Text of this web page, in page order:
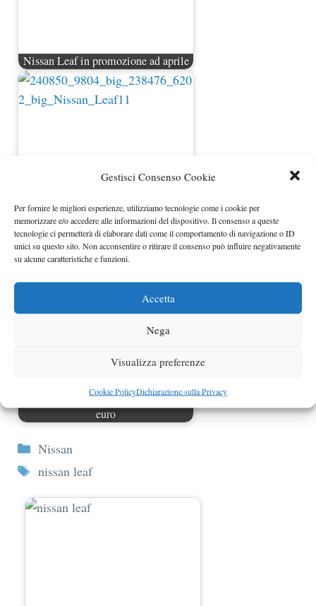
Gestisci Consenso Cookie
Per fornire le migliori esperienze, utilizziamo tecnologie come i cookie per
memorizzare e/o accedere alle informazioni del dispositivo. Il consenso a queste
tecnologie ci permetterà di elaborare dati come il comportamento di navigazione o ID
unici su questo sito. Non acconsentire o ritirare il consenso può influire negativamente
su alcune caratteristiche e funzioni.
Accetta
Nega
Visualizza preferenze
Cookie PolicyDichiarazione sulla Privacy
Nissan Leaf in promozione ad aprile
Prezzi Nissan Leaf Usa e Giappone
Nissan Leaf in Inghilterra a 27mila
euro
Categorie
Nissan
Tag
nissan leaf